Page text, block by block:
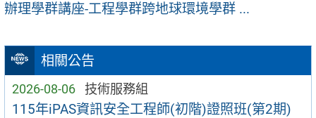
相關公告
2026-08-06 技術服務組
115年iPAS資訊安全工程師(初階)證照班(第2期)
辦理學群講座-工程學群跨地球環境學群 ...